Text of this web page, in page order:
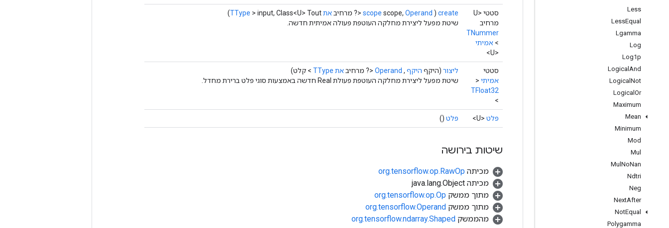
Less
LessEqual
Lgamma
Log
Log1p
Logical And
Logical Not
Logical Or
Maximum
Mean
Minimum
Mod
Mul
Mul NoNan
Ndtri
Neg
NextAfter
NotEqual
Polygamma
סטטי <U
מרחיב
TNummer
> אמיתי
<U>
create
(
scope scope, Operand <? מרחיבאת TType> input, Class<U> Tout)
שיטת מפעל ליצירת מחלקה העוטפת פעולה אמיתית חדשה.
סטטי
אמיתי <
TFloat32
>
ליצור (היקף היקף ,
Operand <? מרחיבאת TType
> קלט)
שיטת מפעל ליצירת מחלקה העוטפת פעולת Real חדשה באמצעות סוגי פלט ברירת מחדל.
פלט <U> פלט ()
שיטות בירושה
מכיתה org.tensorflow.op.RawOp
מכיתה java.lang.Object
מתוך ממשק org.tensorflow.op.Op
מתוך ממשק org.tensorflow.Operand
מהממשק org.tensorflow.ndarray.Shaped